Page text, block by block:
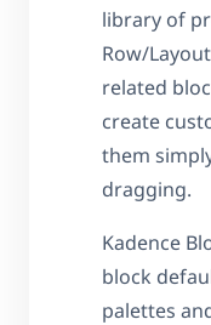
library of
Row/
related
create
them
dragging.
Kadence
block
palettes